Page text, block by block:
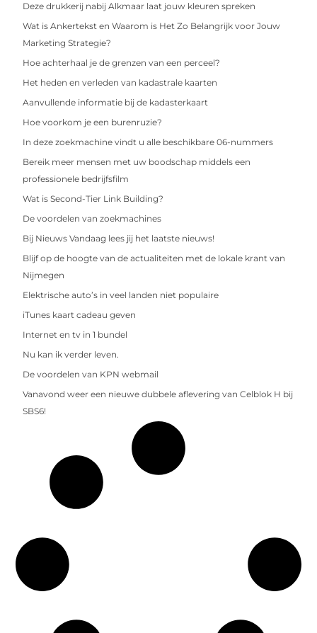
Deze drukkerij nabij Alkmaar laat jouw kleuren spreken
Wat is Ankertekst en Waarom is Het Zo Belangrijk voor Jouw
Marketing Strategie?
Hoe achterhaal je de grenzen van een perceel?
Het heden en verleden van kadastrale kaarten
Aanvullende informatie bij de kadasterkaart
Hoe voorkom je een burenruzie?
In deze zoekmachine vindt u alle beschikbare 06-nummers
Bereik meer mensen met uw boodschap middels een
professionele bedrijfsfilm
Wat is Second-Tier Link Building?
De voordelen van zoekmachines
Bij Nieuws Vandaag lees jij het laatste nieuws!
Blijf op de hoogte van de actualiteiten met de lokale krant van
Nijmegen
Elektrische auto’s in veel landen niet populaire
iTunes kaart cadeau geven
Internet en tv in 1 bundel
Nu kan ik verder leven.
De voordelen van KPN webmail
Vanavond weer een nieuwe dubbele aflevering van Celblok H bij
SBS6!